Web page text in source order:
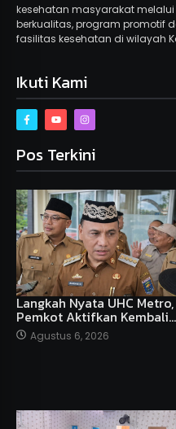
kesehatan masyarakat
berkualitas, program promotif
fasilitas kesehatan di wilayah
Ikuti Kami
Pos Terkini
Langkah Nyata UHC Metro,
Pemkot Aktifkan Kembali…
Agustus 6, 2026